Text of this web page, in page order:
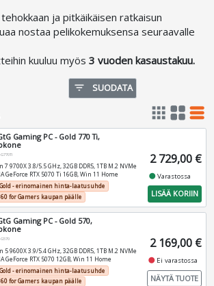
ja pitkäikäisen ratkaisun
nostaa pelikokemuksensa seuraavalle
kuuluu myös3 vuoden kasaustakuu.
filter_list SUODATA
apps grid_view table_rows
Gaming PC - Gold 770 Ti,
7 9700X 3.8/5.5 GHz, 32GB DDR5, 1TB M.2 NVMe
GeForce RTX 5070 Ti 16GB, Win 11 Home
- erinomainen hinta-laatusuhde
for Gamers kaupan päälle
2 729,00 €
fiber_manual_recordVarastossa
LISÄÄ KORIIN
Gaming PC - Gold 570,
G570
5 9600X 3.9/5.4 GHz, 32GB DDR5, 1TB M.2 NVMe
GeForce RTX 5070 12GB, Win 11 Home
- erinomainen hinta-laatusuhde
for Gamers kaupan päälle
2 169,00 €
fiber_manual_record Ei varastossa
NÄYTÄ TUOTE